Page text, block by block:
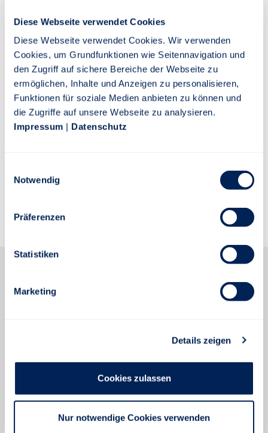
Diese Webseite verwendet Cookies
Diese Webseite verwendet Cookies. Wir verwenden
Cookies, um Grundfunktionen wie Seitennavigation und
den Zugriff auf sichere Bereiche der Webseite zu
ermöglichen, Inhalte und Anzeigen zu personalisieren,
Funktionen für soziale Medien anbieten zu können und
die Zugriffe auf unsere Webseite zu analysieren.
Impressum | Datenschutz
Notwendig
Präferenzen
Statistiken
Marketing
Details zeigen
Cookies zulassen
Nur notwendige Cookies verwenden
Option ZweiZukünfte
Bei der Stuttgarter Option ZweiZukünfte
attraktiven Rendite.